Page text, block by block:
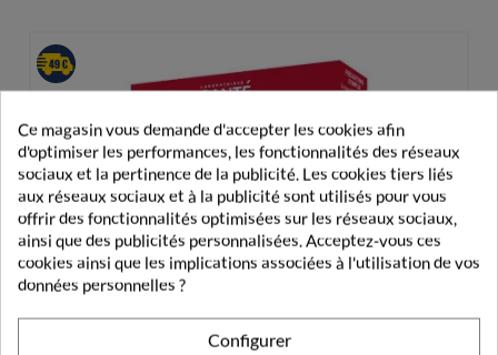
Ce magasin vous demande d'accepter les cookies afin
d'optimiser les performances, les fonctionnalités des réseaux
sociaux et la pertinence de la publicité. Les cookies tiers liés
aux réseaux sociaux et à la publicité sont utilisés pour vous
offrir des fonctionnalités optimisées sur les réseaux sociaux,
ainsi que des publicités personnalisées. Acceptez-vous ces
cookies ainsi que les implications associées à l'utilisation de vos
données personnelles ?
Configurer